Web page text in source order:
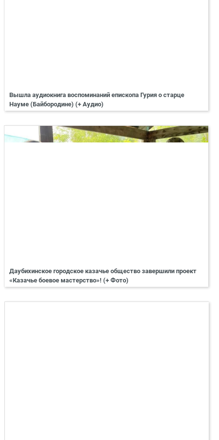
Вышла аудиокнига воспоминаний епископа Гурия о старце
Науме (Байбородине) (+ Аудио)
Даубихинское городское казачье общество завершили проект
«Казачье боевое мастерство»! (+ Фото)